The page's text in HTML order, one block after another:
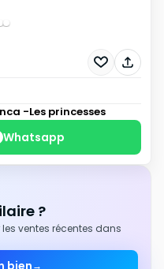
-Les princesses
Whatsapp
?
ventes récentes dans
bien →